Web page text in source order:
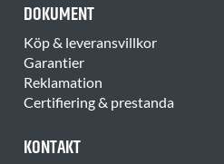
DOKUMENT
Köp & leveransvillkor
Garantier
Reklamation
Certifiering & prestanda
KONTAKT